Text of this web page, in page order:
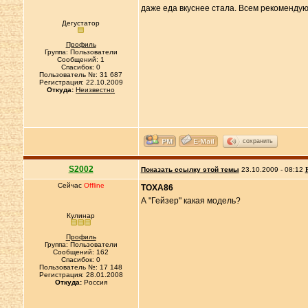
Дегустатор
Профиль
Группа: Пользователи
Сообщений: 1
Спасибок: 0
Пользователь №: 31 687
Регистрация: 22.10.2009
Откуда: Неизвестно
даже еда вкуснее стала. Всем
сохранить
S2002 Показать ссылку этой темы 23.10.2009 - 08:12
Сейчас Offline
Кулинар
Профиль
Группа: Пользователи
Сообщений: 162
Спасибок: 0
Пользователь №: 17 148
Регистрация: 28.01.2008
Откуда:Россия
TOXA86
А "Гейзер" какая модель?